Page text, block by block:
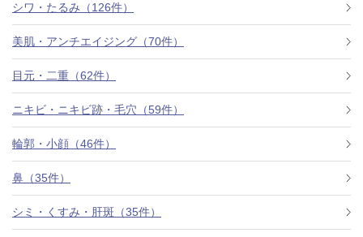
クリニックについて
料金一覧
施術症例
初めての方へ
シワ・たるみ（126件）
美肌・アンチエイジング（70件）
目元・二重（62件）
ニキビ・ニキビ跡・毛穴（59件）
輪郭・小顔（46件）
鼻（35件）
シミ・くすみ・肝斑（35件）